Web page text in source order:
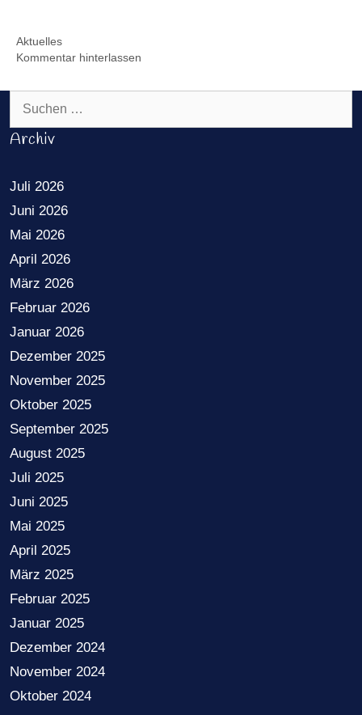
Kategorien
Aktuelles
Kommentar hinterlassen
Suchen nach:
Archiv
Juli 2026
Juni 2026
Mai 2026
April 2026
März 2026
Februar 2026
Januar 2026
Dezember 2025
November 2025
Oktober 2025
September 2025
August 2025
Juli 2025
Juni 2025
Mai 2025
April 2025
März 2025
Februar 2025
Januar 2025
Dezember 2024
November 2024
Oktober 2024